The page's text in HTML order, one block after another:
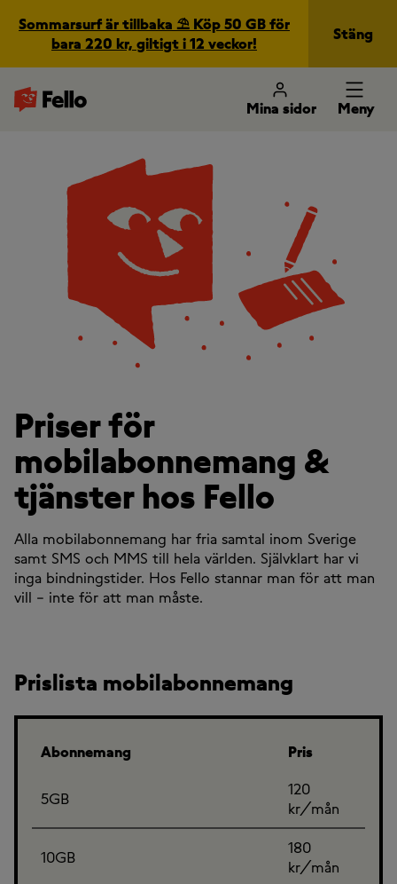
Sommarsurf är tillbaka ⛱️ Köp 50 GB för
bara 220 kr, giltigt i 12 veckor!
Stäng
Mina sidor Meny
Priser för
mobilabonnemang &
tjänster hos Fello
Alla mobilabonnemang har fria samtal inom Sverige
samt SMS och MMS till hela världen. Självklart har vi
inga bindningstider. Hos Fello stannar man för att man
vill – inte för att man måste.
Prislista mobilabonnemang
Abonnemang Pris
5GB
120
kr/mån
10GB
180
kr/mån